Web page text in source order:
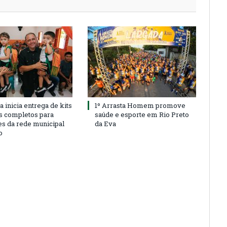
inicia entrega de kits
completos para
da rede municipal
1º Arrasta Homem promove
saúde e esporte em Rio Preto
da Eva